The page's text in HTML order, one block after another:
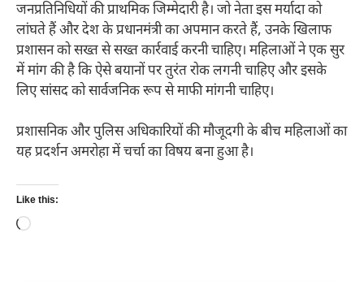
जनप्रतिनिधियों की प्राथमिक जिम्मेदारी है। जो नेता इस मर्यादा को
लांघते हैं और देश के प्रधानमंत्री का अपमान करते हैं, उनके खिलाफ
प्रशासन को सख्त से सख्त कार्रवाई करनी चाहिए। महिलाओं ने एक सुर
में मांग की है कि ऐसे बयानों पर तुरंत रोक लगनी चाहिए और इसके
लिए सांसद को सार्वजनिक रूप से माफी मांगनी चाहिए।
प्रशासनिक और पुलिस अधिकारियों की मौजूदगी के बीच महिलाओं का
यह प्रदर्शन अमरोहा में चर्चा का विषय बना हुआ है।
Like this:
Loading…